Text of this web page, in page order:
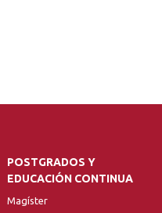
POSTGRADOS Y
EDUCACIÓN CONTINUA
Magíster